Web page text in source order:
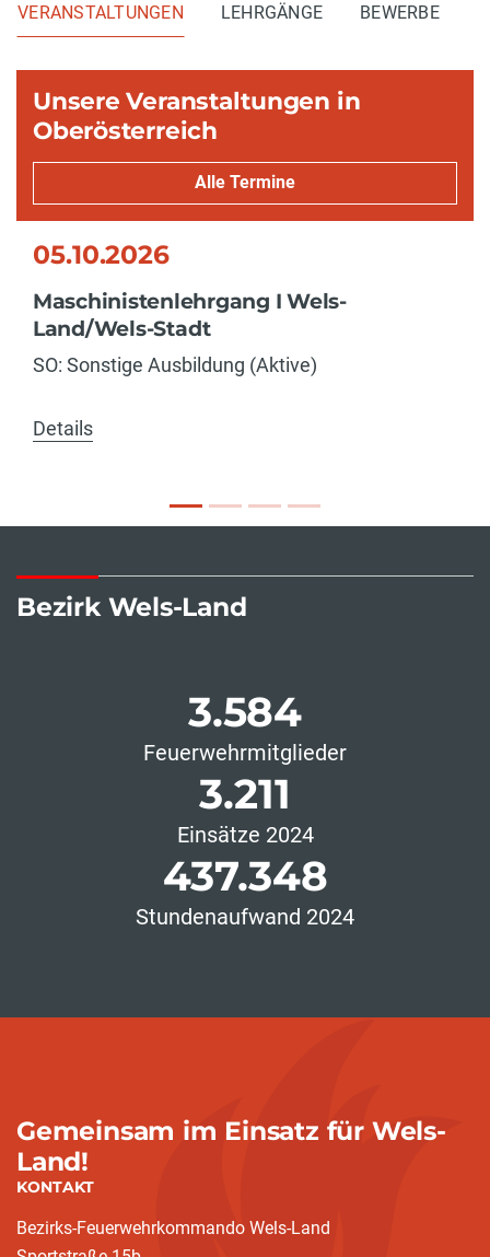
VERANSTALTUNGEN LEHRGÄNGE BEWERBE
Unsere Veranstaltungen in
Oberösterreich
Alle Termine
05.10.2026
Maschinistenlehrgang I Wels-
Land/Wels-Stadt
SO: Sonstige Ausbildung (Aktive)
Details
Bezirk Wels-Land
3.584
Feuerwehrmitglieder
3.211
Einsätze 2024
437.348
Stundenaufwand 2024
Gemeinsam im Einsatz für Wels-
Land!
KONTAKT
Bezirks-Feuerwehrkommando Wels-Land